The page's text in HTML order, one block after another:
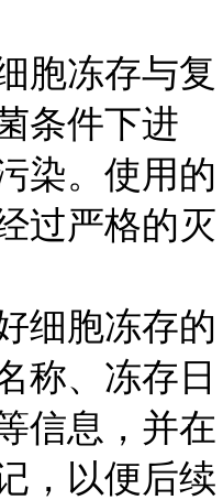
胞冻存与复
条件下进
染。使用的
过严格的灭
细胞冻存的
称、冻存日
信息，并在
，以便后续